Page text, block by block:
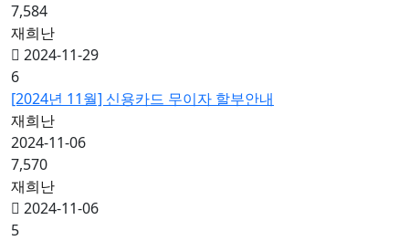
7,584
재희난
2024-11-29
6
[2024년 11월] 신용카드 무이자 할부안내
재희난
2024-11-06
7,570
재희난
2024-11-06
5